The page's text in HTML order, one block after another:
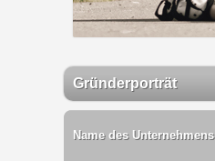
Gründerporträt
Name des Unternehmens